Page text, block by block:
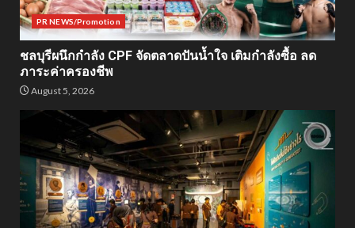
PR NEWS/Promotion
ชลบุรีผนึกกำลัง CPF จัดตลาดปันน้ำใจ เติมกำลังซื้อ ลด
ภาระค่าครองชีพ
August 5, 2026